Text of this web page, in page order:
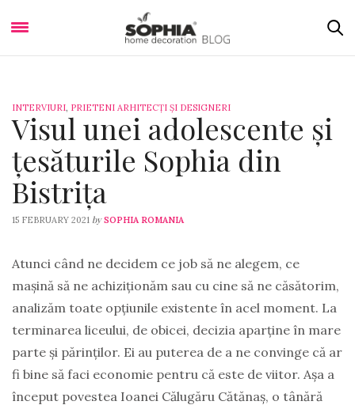
INTERVIURI, PRIETENI ARHITECȚI ȘI DESIGNERI
Visul unei adolescente și
țesăturile Sophia din
Bistrița
15 FEBRUARY 2021 by SOPHIA ROMANIA
Atunci când ne decidem ce job să ne alegem, ce
mașină să ne achiziționăm sau cu cine să ne căsătorim,
analizăm toate opțiunile existente în acel moment. La
terminarea liceului, de obicei, decizia aparține în mare
parte și părinților. Ei au puterea de a ne convinge că ar
fi bine să faci economie pentru că este de viitor. Așa a
început povestea Ioanei Călugăru Cătănaș, o tânără